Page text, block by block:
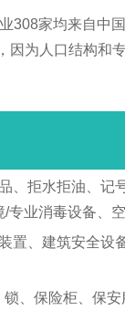
家均来自中
为人口结构和
拒水拒油、
业消毒设备、
、建筑安全设
保险柜、保